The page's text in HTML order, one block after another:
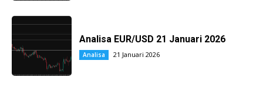
Analisa EUR/USD 21 Januari 2026
Analisa 21 Januari 2026